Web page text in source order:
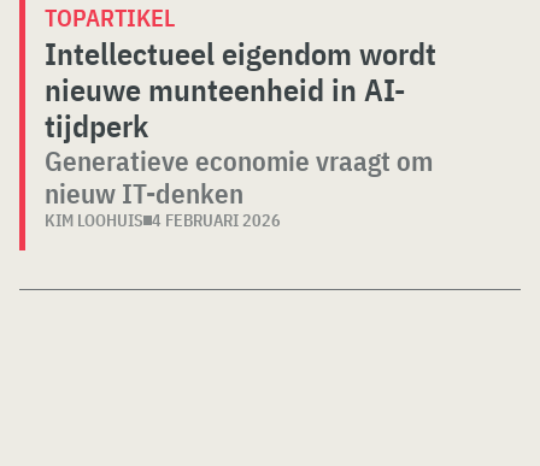
TOPARTIKEL
Intellectueel eigendom wordt
nieuwe munteenheid in AI-
tijdperk
Generatieve economie vraagt om
nieuw IT-denken
KIM LOOHUIS 4 FEBRUARI 2026